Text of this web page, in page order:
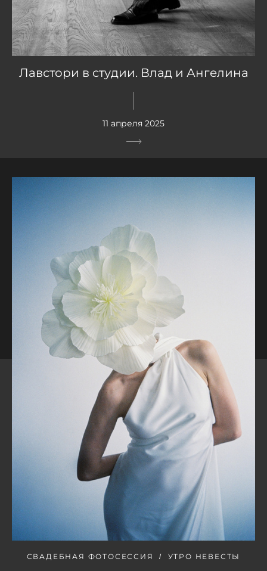
Лавстори в студии. Влад и Ангелина
11 апреля 2025
СВАДЕБНАЯ ФОТОСЕССИЯ УТРО НЕВЕСТЫ